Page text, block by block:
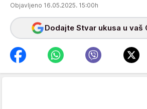
Objavljeno 16.05.2025. 15:00h
Dodajte Stvar ukusa u vaš